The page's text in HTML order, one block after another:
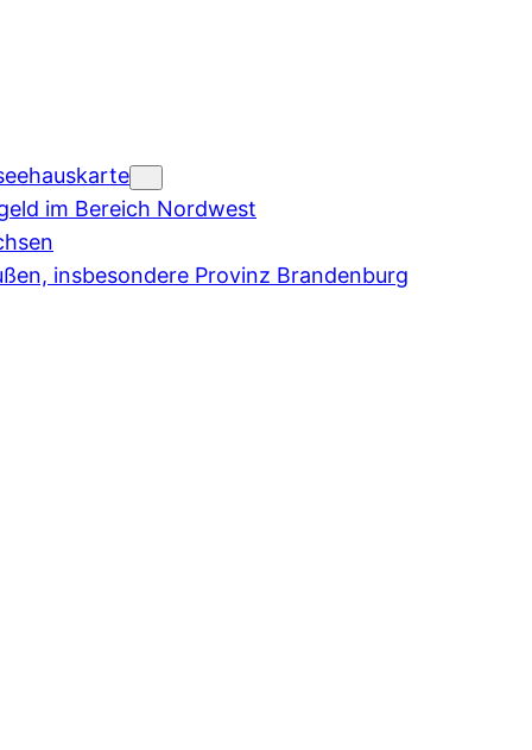
im Bereich Nordwest
insbesondere Provinz Brandenburg